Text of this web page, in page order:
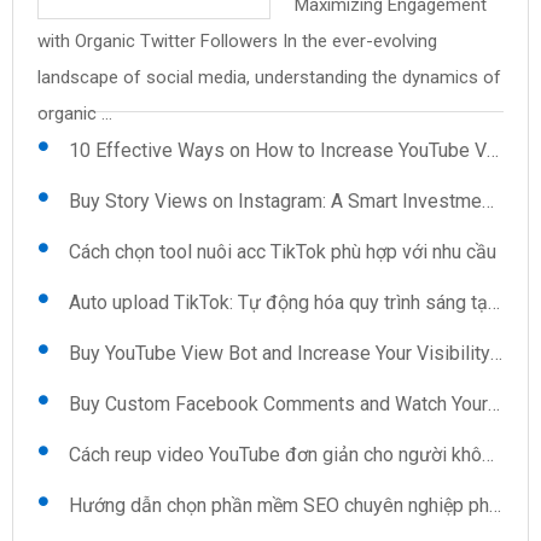
Uploader: Features You
Can't Ignore .cs59BBC98{text-align:left;text-
indent:0pt;margin:12pt 0pt 12pt ...
Maximizing Engagement
with Organic Twitter Followers In the ever-evolving
landscape of social media, understanding the dynamics of
organic ...
mềm quét số điện thoại
trên Google Map Trong thời đại số hóa hiện nay, việc thu
thập ...
pháp cho những ai ngại
giao tiếp Khi xã hội ngày càng phát triển, việc kết nối và ...
Save Time and Effort on
Video Uploads In the fast-paced world of content
creation, efficiency is key, especially when it ...
and Views: The Secret to
Instant Credibility In today's digital landscape, having a
robust presence on platforms like ...
Reup video YouTube: Kỹ thuật và mẹo
10 Effective Ways on How to Increase YouTube Views Automatically
Buy Story Views on Instagram: A Smart Investment for Growth
Cách chọn tool nuôi acc TikTok phù hợp với nhu cầu
Auto upload TikTok: Tự động hóa quy trình sáng tạo nội dung
Buy YouTube View Bot and Increase Your Visibility Now
Buy Custom Facebook Comments and Watch Your Interaction Soar
Cách reup video YouTube đơn giản cho người không chuyên
Hướng dẫn chọn phần mềm SEO chuyên nghiệp phù hợp cho doanh nghiệp